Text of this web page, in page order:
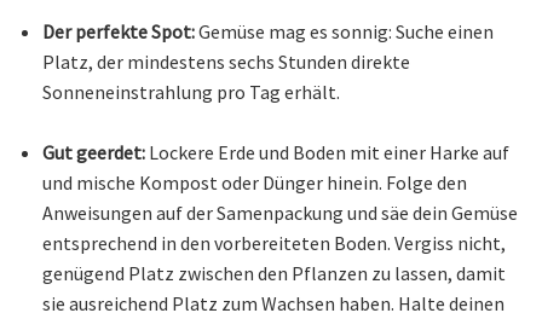
Der perfekte Spot:Gemüse mag es sonnig: Suche einen
Platz, der mindestens sechs Stunden direkte
Sonneneinstrahlung pro Tag erhält.
Gut geerdet: Lockere Erde und Boden mit einer Harke auf
und mische Kompost oder Dünger hinein. Folge den
Anweisungen auf der Samenpackung und säe dein Gemüse
entsprechend in den vorbereiteten Boden. Vergiss nicht,
genügend Platz zwischen den Pflanzen zu lassen, damit
sie ausreichend Platz zum Wachsen haben. Halte deinen